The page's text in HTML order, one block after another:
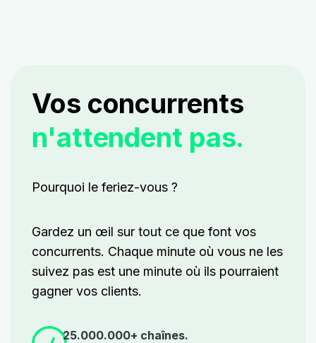
Vos concurrents
n'attendent pas.
Pourquoi le feriez-vous ?
Gardez un œil sur tout ce que font vos
concurrents. Chaque minute où vous ne les
suivez pas est une minute où ils pourraient
gagner vos clients.
25.000.000+ chaînes.